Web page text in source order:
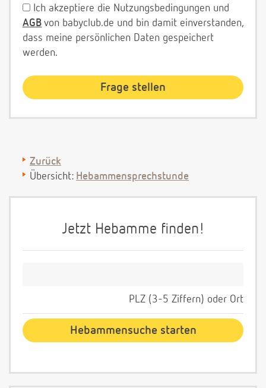
Ich akzeptiere die Nutzungsbedingungen und
AGB von babyclub.de und bin damit einverstanden,
dass meine persönlichen Daten gespeichert
werden.
Zurück
Übersicht: Hebammensprechstunde
Jetzt Hebamme finden!
PLZ (3-5 Ziffern) oder Ort